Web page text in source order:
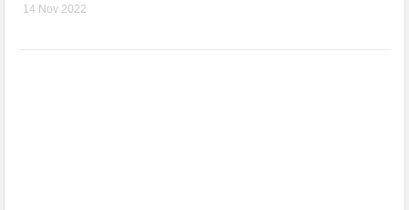
14 Nov 2022